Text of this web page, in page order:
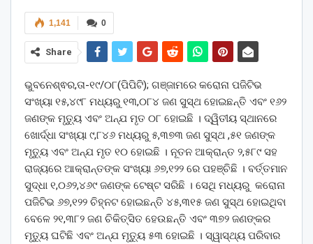
0
1,141
Share
ଭୁବନେଶ୍ଵର,ତା-୧୯/୦୮(ପିପିଟି); ଗଞ୍ଜାମରେ କରୋନା ପଜିଟିଭ
ସଂଖ୍ୟା ୧୫,୪୯୮ ମଧ୍ୟରୁ ୧୩,୦୮୪ ଜଣ ସୁସ୍ଥ ହୋଇଛନ୍ତି ଏବଂ ୧୬୨
ଜଣଙ୍କ ମୃତ୍ୟୁ ଏବଂ ଅନ୍ଯ ମୃତ ୦୮ ହୋଇଛି । ଦ୍ୱିତୀୟ ସ୍ଥାନରେ
ଖୋର୍ଦ୍ଧା ସଂଖ୍ୟା ୯,୮୪୬ ମଧ୍ୟରୁ ୫,୩୭୩ ଜଣ ସୁସ୍ଥ ,୫୧ ଜଣଙ୍କ
ମୃତ୍ୟୁ ଏବଂ ଅନ୍ଯ ମୃତ ୧୦ ହୋଇଛି । ନୂତନ ଆକ୍ରାନ୍ତ ୨,୫୮୯ ସହ
ରାଜ୍ୟରେ ଆକ୍ରାନ୍ତଙ୍କ ସଂଖ୍ୟା ୬୭,୧୨୨ ରେ ପହଞ୍ଚିଛି । ବର୍ତ୍ତମାନ
ସୁଦ୍ଧା ୧,୦୬୨,୪୬୯ ଜଣଙ୍କ ଟେଷ୍ଟ ସରିଛି । ସେଥି ମଧ୍ୟରୁ କରୋନା
ପଜିଟିଭ ୬୭,୧୨୨ ଚିହ୍ନଟ ହୋଇଛନ୍ତି ୪୫,୩୧୫ ଜଣ ସୁସ୍ଥ ହୋଇଥିବା
ବେଳେ ୨୧,୩୮୨ ଜଣ ଚିକିତ୍ସିତ ହେଉଛନ୍ତି ଏବଂ ୩୭୨ ଜଣଙ୍କର
ମୃତ୍ୟୁ ଘଟିଛି ଏବଂ ଅନ୍ଯ ମୃତ୍ୟୁ ୫୩ ହୋଇଛି । ସ୍ୱାସ୍ଥ୍ୟ ପରିବାର